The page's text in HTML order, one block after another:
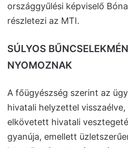
országgyűlési képviselő
részletezi az MTI.
SÚLYOS
NYOMOZNAK
A főügyészség szerint az
hivatali helyzettel
elkövetett hivatali
gyanúja, emellett